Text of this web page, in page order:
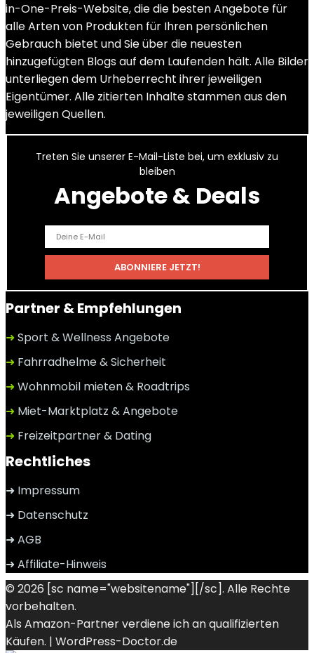
in-One-Preis-Website, die die besten Angebote für
alle Arten von Produkten für Ihren persönlichen
Gebrauch bietet und Sie über die neuesten
hinzugefügten Blogs auf dem Laufenden hält. Alle Bilder
unterliegen dem Urheberrecht ihrer jeweiligen
Eigentümer. Alle zitierten Inhalte stammen aus den
jeweiligen Quellen.
Treten Sie unserer E-Mail-Liste bei, um exklusiv zu
bleiben
Angebote & Deals
Partner & Empfehlungen
➜ Sport & Wellness Angebote
➜ Fahrradhelme & Sicherheit
➜ Wohnmobil mieten & Roadtrips
➜ Miet-Marktplatz & Angebote
➜ Freizeitpartner & Dating
Rechtliches
➜ Impressum
➜ Datenschutz
➜ AGB
➜ Affiliate-Hinweis
© 2026 [sc name="websitename"][/sc]. Alle Rechte
vorbehalten.
Als Amazon-Partner verdiene ich an qualifizierten
Käufen. | WordPress-Doctor.de